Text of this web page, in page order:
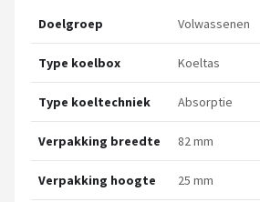
Doelgroep Volwassenen
Type koelbox Koeltas
Type koeltechniek Absorptie
Verpakking breedte 82 mm
Verpakking hoogte 25 mm